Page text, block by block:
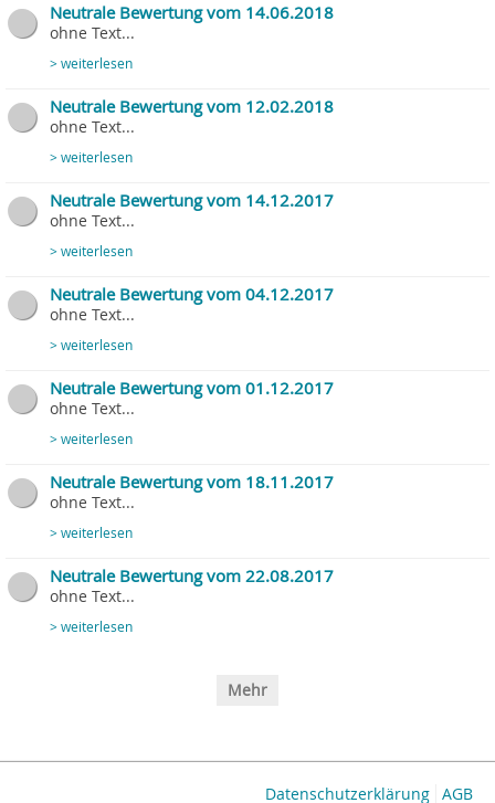
Neutrale Bewertung vom 14.06.2018
ohne Text...
> weiterlesen
Neutrale Bewertung vom 12.02.2018
ohne Text...
> weiterlesen
Neutrale Bewertung vom 14.12.2017
ohne Text...
> weiterlesen
Neutrale Bewertung vom 04.12.2017
ohne Text...
> weiterlesen
Neutrale Bewertung vom 01.12.2017
ohne Text...
> weiterlesen
Neutrale Bewertung vom 18.11.2017
ohne Text...
> weiterlesen
Neutrale Bewertung vom 22.08.2017
ohne Text...
> weiterlesen
Mehr
AGB
Datenschutzerklärung